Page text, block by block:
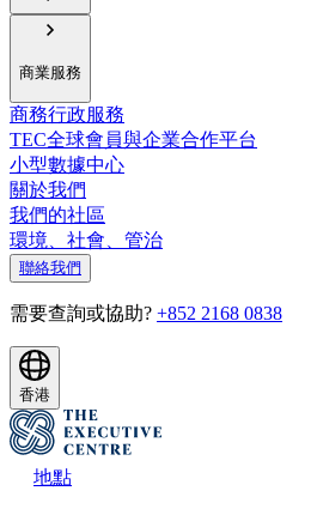
商業服務
商務行政服務
TEC全球會員與企業合作平台
小型數據中心
關於我們
我們的社區
環境、社會、管治
聯絡我們
需要查詢或協助? +852 2168 0838
香港
地點